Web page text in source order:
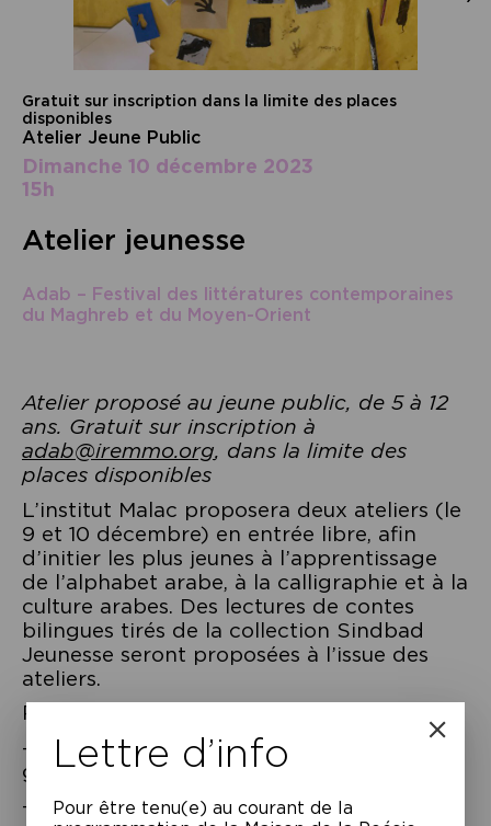
Gratuit sur inscription dans la limite des places
disponibles
Atelier Jeune Public
dimanche 10 décembre 2023
15h
Atelier jeunesse
Adab – Festival des littératures contemporaines
du Maghreb et du Moyen-Orient
Atelier proposé au jeune public, de 5 à 12
ans. Gratuit sur inscription à
adab@iremmo.org, dans la limite des
places disponibles
L’institut Malac proposera deux ateliers (le
9 et 10 décembre) en entrée libre, afin
d’initier les plus jeunes à l’apprentissage
de l’alphabet arabe, à la calligraphie et à la
culture arabes. Des lectures de contes
bilingues tirés de la collection Sindbad
Jeunesse seront proposées à l’issue des
ateliers.
Programme :
– Atelier découverte de la culture arabe :
géographie, histoire, littérature (1h)
– Lecture bilingue d’ouvrages de la
Lettre d’info
Pour être tenu(e) au courant de la